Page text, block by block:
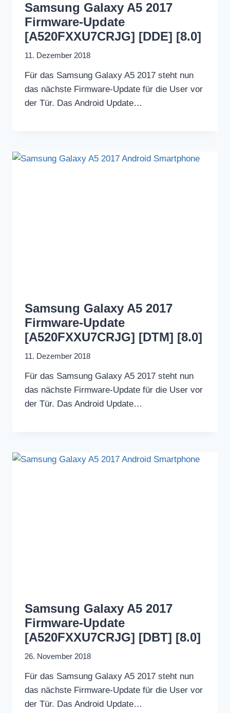
Samsung Galaxy A5 2017
Firmware-Update
[A520FXXU7CRJG] [DDE] [8.0]
11. Dezember 2018
Für das Samsung Galaxy A5 2017 steht nun
das nächste Firmware-Update für die User vor
der Tür. Das Android Update…
Samsung Galaxy A5 2017
Firmware-Update
[A520FXXU7CRJG] [DTM] [8.0]
11. Dezember 2018
Für das Samsung Galaxy A5 2017 steht nun
das nächste Firmware-Update für die User vor
der Tür. Das Android Update…
Samsung Galaxy A5 2017
Firmware-Update
[A520FXXU7CRJG] [DBT] [8.0]
26. November 2018
Für das Samsung Galaxy A5 2017 steht nun
das nächste Firmware-Update für die User vor
der Tür. Das Android Update…